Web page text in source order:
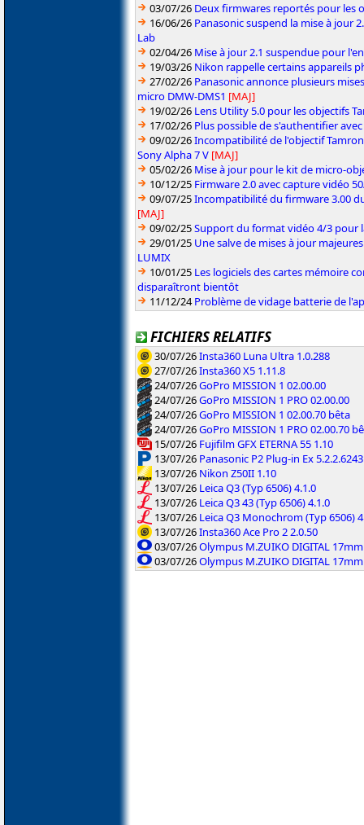
03/07/26 Deux firmwares reportés pour les
16/06/26 Panasonic suspend la mise à jour
Lab
02/04/26 Mise à jour 2.1 suspendue pour
19/03/26 Nikon rappelle certains appareils
27/02/26 Panasonic annonce plusieurs
micro DMW-DMS1 [MAJ]
19/02/26 Lens Utility 5.0 pour les objectifs
17/02/26 Plus possible de s'authentifier
09/02/26Incompatibilité de l'objectif
Sony Alpha 7 V [MAJ]
05/02/26 Mise à jour pour le kit de micro-
10/12/25 Firmware 2.0 avec capture vidéo
09/07/25Incompatibilité du firmware 3.00
[MAJ]
09/02/25Support du format vidéo 4/3 pour
29/01/25 Une salve de mises à jour
LUMIX
10/01/25 Les logiciels des cartes mémoire
disparaîtront bientôt
11/12/24Problème de vidage batterie de
FICHIERS RELATIFS
30/07/26Insta360 Luna Ultra 1.0.288
27/07/26Insta360 X5 1.11.8
24/07/26GoPro MISSION 1 02.00.00
24/07/26GoPro MISSION 1 PRO 02.00.00
24/07/26GoPro MISSION 1 02.00.70 bêta
24/07/26GoPro MISSION 1 PRO 02.00.70
15/07/26 Fujifilm GFX ETERNA 55 1.10
13/07/26 Panasonic P2 Plug-in Ex 5.2.2.6243
13/07/26 Nikon Z50II 1.10
13/07/26 Leica Q3 (Typ 6506) 4.1.0
13/07/26 Leica Q3 43 (Typ 6506) 4.1.0
13/07/26 Leica Q3 Monochrom (Typ 6506)
13/07/26Insta360 Ace Pro 2 2.0.50
03/07/26Olympus M.ZUIKO DIGITAL 17mm
03/07/26Olympus M.ZUIKO DIGITAL